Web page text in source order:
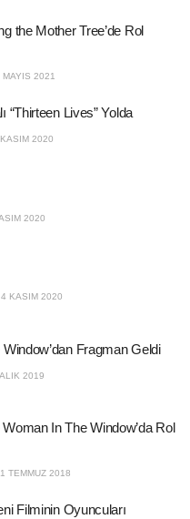
the Mother Tree’de Rol
MAYIS 2021
“Thirteen Lives” Yolda
2020
2020
4 KASIM 2020
Fragman Geldi
2019
In The Window’da Rol
TEMMUZ 2018
Filminin Oyuncuları